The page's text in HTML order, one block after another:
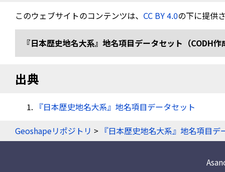
このウェブサイトのコンテンツは、 CC BY 4.0の下に提供
『日本歴史地名大系』地名項目データセット（CODH
出典
『日本歴史地名大系』地名項目データセット
Geoshapeリポジトリ > 『日本歴史地名大系』地名項目デ